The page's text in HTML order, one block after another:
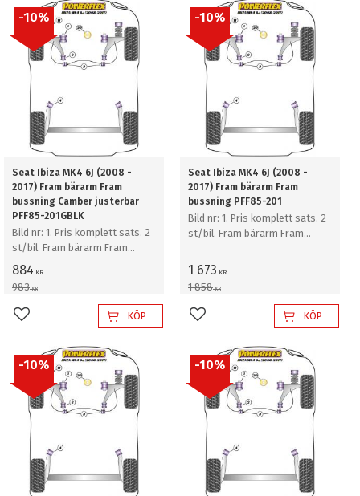
Seat Ibiza MK4 6J (2008 -
2017) Fram bärarm Fram
bussning Camber justerbar
PFF85-201GBLK
Bild nr: 1. Pris komplett sats. 2
st/bil. Fram bärarm Fram
bussning Camber justerbar
884 KR
983KR
10%
Lägg till i favoriterKÖP
Seat Ibiza MK4 6J (2008 -
2017) Fram bärarm Fram
bussning PFF85-201
Bild nr: 1. Pris komplett sats. 2
st/bil. Fram bärarm Fram
1 673 KR
1 858KR
10%
Lägg till i favoriterKÖP
10% 10%